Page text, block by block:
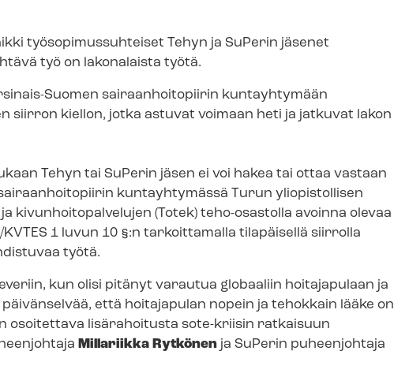
työ­so­pi­mus­suh­tei­set Tehyn ja SuPerin jäsenet
työ on lakonalaista työtä.
Suomen sai­raan­hoi­to­pii­rin kuntayhtymään
siirron kiellon, jotka astuvat voimaan heti ja jatkuvat lakon
Tehyn tai SuPerin jäsen ei voi hakea tai ottaa vastaan
kuntayhtymässä Turun yliopistollisen
ki­vun­hoi­to­pal­ve­lu­jen (Totek) teho-osastolla avoinna olevaa
1 luvun 10 §:n tarkoittamalla tilapäisellä siirrolla
työtä.
kun olisi pitänyt varautua globaaliin hoitajapulaan ja
että hoitajapulan nopein ja tehokkain lääke on
osoitettava lisärahoitusta sote-kriisin ratkaisuun
Millariikka Rytkönen ja SuPerin puheenjohtaja